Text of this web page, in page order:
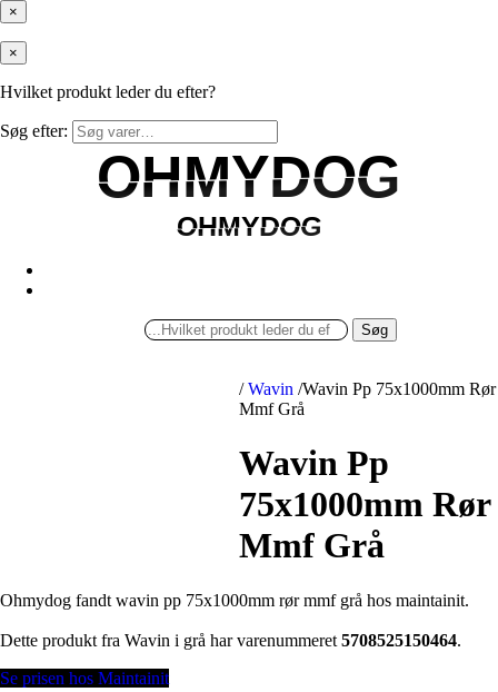
×
×
Hvilket produkt leder du efter?
Søg efter:
OHMYDOG
OHMYDOG
OHMYDOG
OHMYDOG
Søg
/ Wavin /Wavin Pp 75x1000mm Rør
Mmf Grå
Wavin Pp
75x1000mm Rør
Mmf Grå
Ohmydog fandt wavin pp 75x1000mm rør mmf grå hos maintainit.
Dette produkt fra Wavin i grå har varenummeret 5708525150464.
Se prisen hos Maintainit